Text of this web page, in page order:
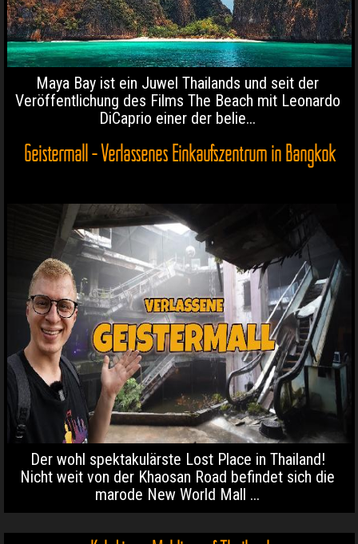
Maya Bay ist ein Juwel Thailands und seit der
Veröffentlichung des Films The Beach mit Leonardo
DiCaprio einer der belie...
Geistermall - Verlassenes Einkaufszentrum in Bangkok
Der wohl spektakulärste Lost Place in Thailand!
Nicht weit von der Khaosan Road befindet sich die
marode New World Mall ...